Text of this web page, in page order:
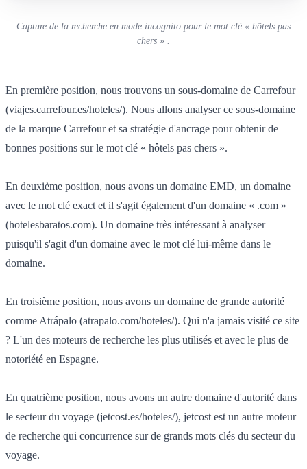
Capture de la recherche en mode incognito pour le mot clé « hôtels pas
chers » .
En première position, nous trouvons un sous-domaine de Carrefour
(viajes.carrefour.es/hoteles/). Nous allons analyser ce sous-domaine
de la marque Carrefour et sa stratégie d'ancrage pour obtenir de
bonnes positions sur le mot clé « hôtels pas chers ».
En deuxième position, nous avons un domaine EMD, un domaine
avec le mot clé exact et il s'agit également d'un domaine « .com »
(hotelesbaratos.com). Un domaine très intéressant à analyser
puisqu'il s'agit d'un domaine avec le mot clé lui-même dans le
domaine.
En troisième position, nous avons un domaine de grande autorité
comme Atrápalo (atrapalo.com/hoteles/). Qui n'a jamais visité ce site
? L'un des moteurs de recherche les plus utilisés et avec le plus de
notoriété en Espagne.
En quatrième position, nous avons un autre domaine d'autorité dans
le secteur du voyage (jetcost.es/hoteles/), jetcost est un autre moteur
de recherche qui concurrence sur de grands mots clés du secteur du
voyage.